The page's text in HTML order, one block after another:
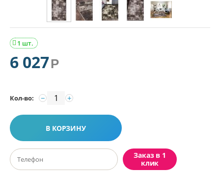
1 шт.

6 027Р
Кол-во: +
−
В КОРЗИНУ
Заказ в 1
клик